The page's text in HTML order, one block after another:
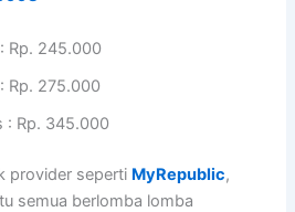
Rp. 245.000
Rp. 275.000
: Rp. 345.000
provider seperti MyRepublic,
semua berlomba lomba